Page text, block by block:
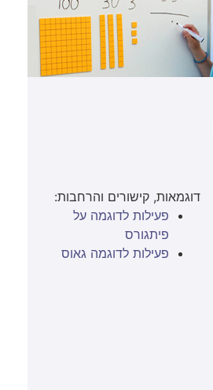
דוגמאות, קישורים והרחבות:
פעילות לדוגמה על
פיתגורס
פעילות לדוגמה גאוס